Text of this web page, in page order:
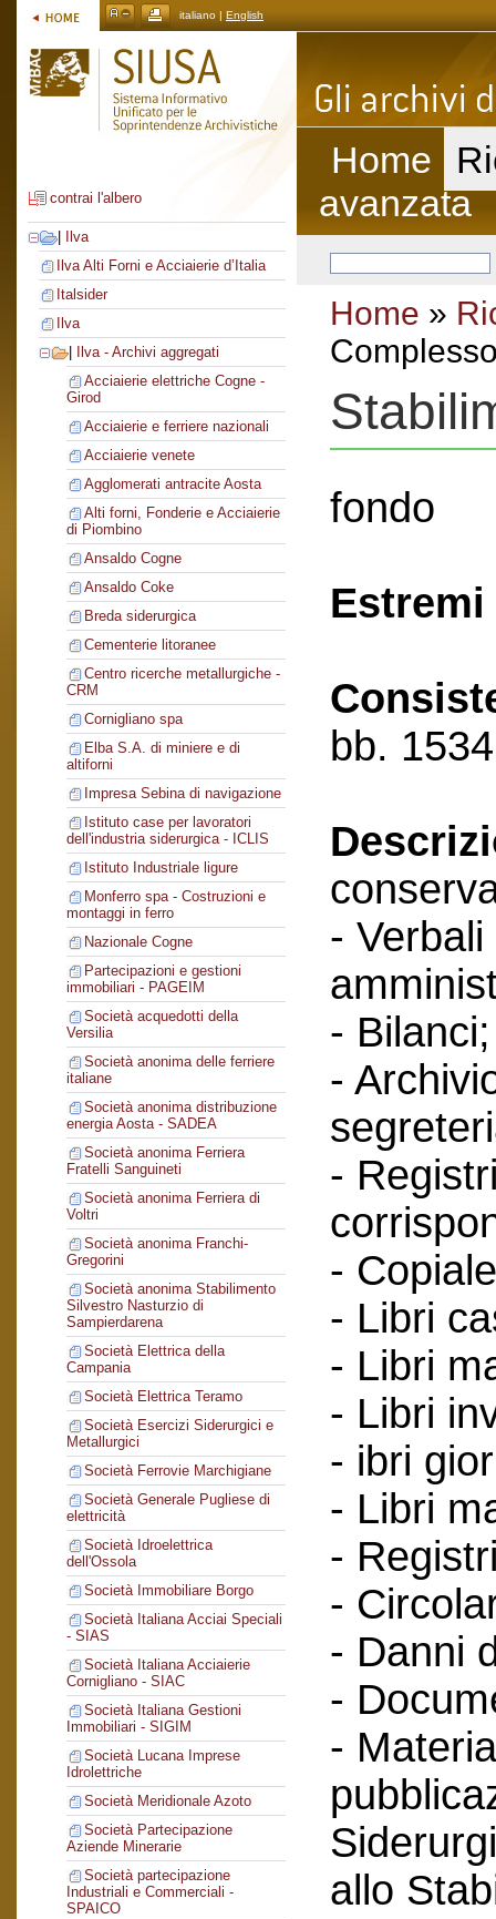
italiano | English
contrai l'albero
Ilva
Ilva Alti Forni e Acciaierie d’Italia
Italsider
Ilva
Ilva - Archivi aggregati
Acciaierie elettriche Cogne -
Girod
Acciaierie e ferriere nazionali
Acciaierie venete
Agglomerati antracite Aosta
Alti forni, Fonderie e Acciaierie
di Piombino
Ansaldo Cogne
Ansaldo Coke
Breda siderurgica
Cementerie litoranee
Centro ricerche metallurgiche -
CRM
Cornigliano spa
Elba S.A. di miniere e di
altiforni
Impresa Sebina di navigazione
Istituto case per lavoratori
dell'industria siderurgica - ICLIS
Istituto Industriale ligure
Monferro spa - Costruzioni e
montaggi in ferro
Nazionale Cogne
Partecipazioni e gestioni
immobiliari - PAGEIM
Società acquedotti della
Versilia
Società anonima delle ferriere
italiane
Società anonima distribuzione
energia Aosta - SADEA
Società anonima Ferriera
Fratelli Sanguineti
Società anonima Ferriera di
Voltri
Società anonima Franchi-
Gregorini
Società anonima Stabilimento
Silvestro Nasturzio di
Sampierdarena
Società Elettrica della
Campania
Società Elettrica Teramo
Società Esercizi Siderurgici e
Metallurgici
Società Ferrovie Marchigiane
Società Generale Pugliese di
elettricità
Società Idroelettrica
dell'Ossola
Società Immobiliare Borgo
Società Italiana Acciai Speciali
- SIAS
Società Italiana Acciaierie
Cornigliano - SIAC
Società Italiana Gestioni
Immobiliari - SIGIM
Società Lucana Imprese
Idrolettriche
Società Meridionale Azoto
Società Partecipazione
Aziende Minerarie
Società partecipazione
Industriali e Commerciali -
SPAICO
Home
avanzata
Home »
fondo
bb. 1534
-
- Bilanci;
-
-
-
- Libri
- Libri
- Libri
- ibri
- Libri
-
-
- Danni
-
-
allo